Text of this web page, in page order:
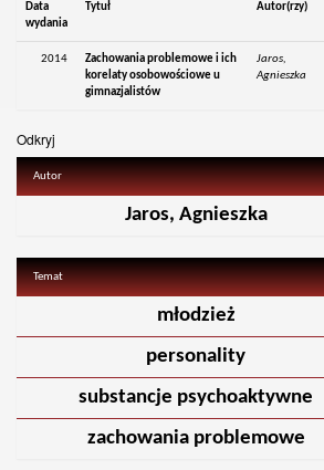
Data
wydania
Tytuł Autor(rzy)
2014
Zachowania problemowe i ich
korelaty osobowościowe u
gimnazjalistów
Jaros,
Agnieszka
Odkryj
Autor
Jaros, Agnieszka
Temat
młodzież
personality
substancje psychoaktywne
zachowania problemowe